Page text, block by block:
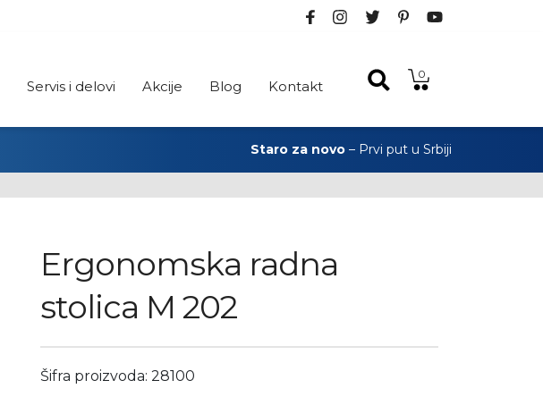
Servis i delovi Akcije Blog Kontakt
0
Staro za novo– Prvi put u Srbiji
Ergonomska radna
stolica M 202
Šifra proizvoda: 28100